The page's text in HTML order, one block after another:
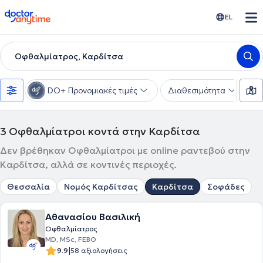
doctoranytime EL
Οφθαλμίατρος, Καρδίτσα
DO+ Προνομιακές τιμές Διαθεσιμότητα
3 Οφθαλμίατροι κοντά στην Καρδίτσα
Δεν βρέθηκαν Οφθαλμίατροι με online ραντεβού στην
Καρδίτσα, αλλά σε κοντινές περιοχές.
Θεσσαλία Νομός Καρδίτσας Καρδίτσα Σοφάδες
Αθανασίου Βασιλική
Οφθαλμίατρος
MD, MSc, FEBO
9.9|58 αξιολογήσεις